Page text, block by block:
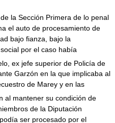
la Sección Primera de lo penal
el auto de procesamiento de
bajo fianza, bajo la
por el caso había
ex jefe superior de Policía de
Garzón en la que implicaba al
de Marey y en las
al mantener su condición de
de la Diputación
ser procesado por el